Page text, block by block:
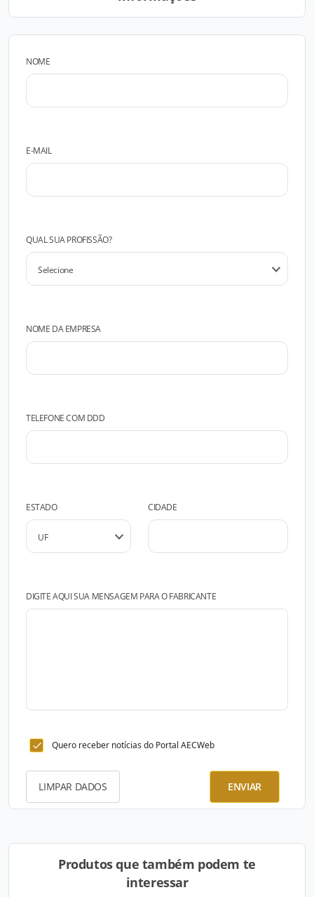
NOME
E-MAIL
QUAL SUA PROFISSÃO?
NOME DA EMPRESA
TELEFONE COM DDD
ESTADO CIDADE
DIGITE AQUI SUA MENSAGEM PARA O FABRICANTE
Quero receber notícias do Portal AECWeb
LIMPAR DADOS ENVIAR
Produtos que também podem te
interessar